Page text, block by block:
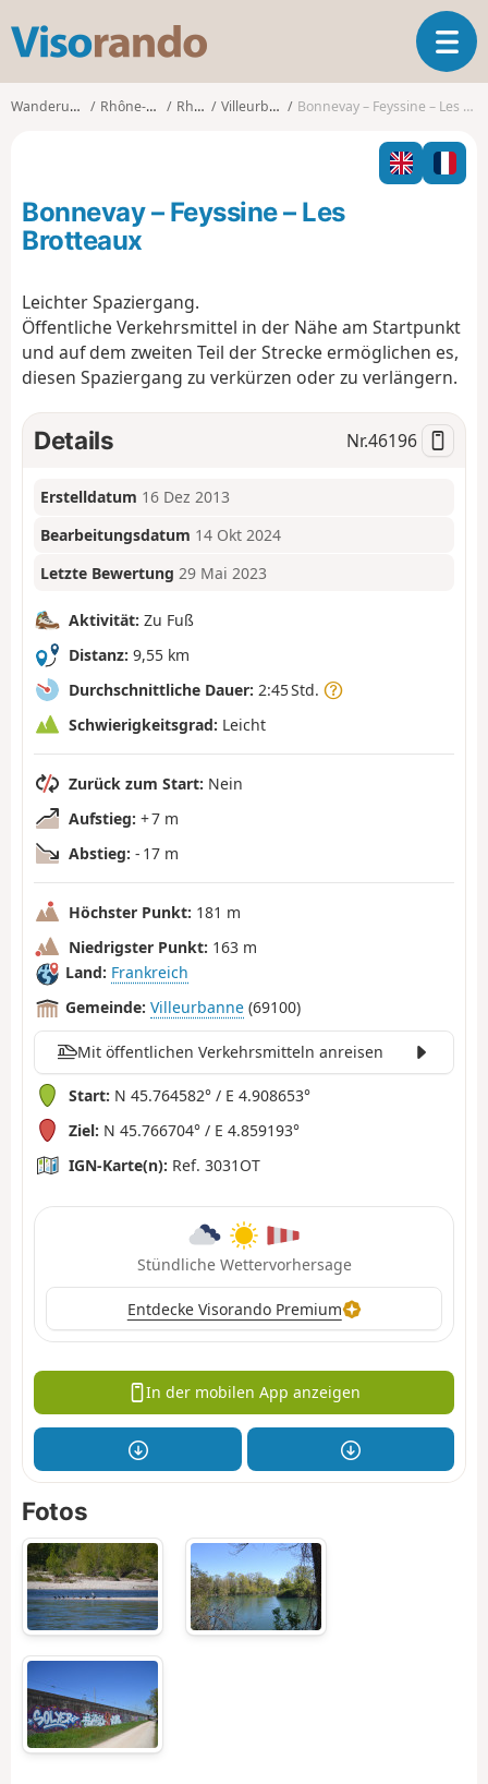
s
o
o
T
o
l
n
t
i
o
Wanderungen Rhône-Alpes Rhône Villeurbanne Bonnevay – Feyssine – Les Brotteaux
Bonnevay – Feyssine – Les
Brotteaux
Leichter Spaziergang.
Öffentliche Verkehrsmittel in der Nähe am Startpunkt
und auf dem zweiten Teil der Strecke ermöglichen es,
diesen Spaziergang zu verkürzen oder zu verlängern.
Details Nr.46196
Erstelldatum 16 Dez 2013
Bearbeitungsdatum 14 Okt 2024
Letzte Bewertung 29 Mai 2023
Aktivität: Zu Fuß
Distanz: 9,55 km
Durchschnittliche Dauer: 2:45 Std.
Schwierigkeitsgrad: Leicht
Zurück zum Start: Nein
Aufstieg: + 7 m
Abstieg: - 17 m
Höchster Punkt: 181 m
Niedrigster Punkt: 163 m
Land: Frankreich
Gemeinde: Villeurbanne (69100)
Mit öffentlichen Verkehrsmitteln anreisen
Start: N 45.764582° / E 4.908653°
Ziel: N 45.766704° / E 4.859193°
IGN-Karte(n): Ref. 3031OT
Stündliche Wettervorhersage
Entdecke Visorando Premium
In der mobilen App anzeigen
Fotos